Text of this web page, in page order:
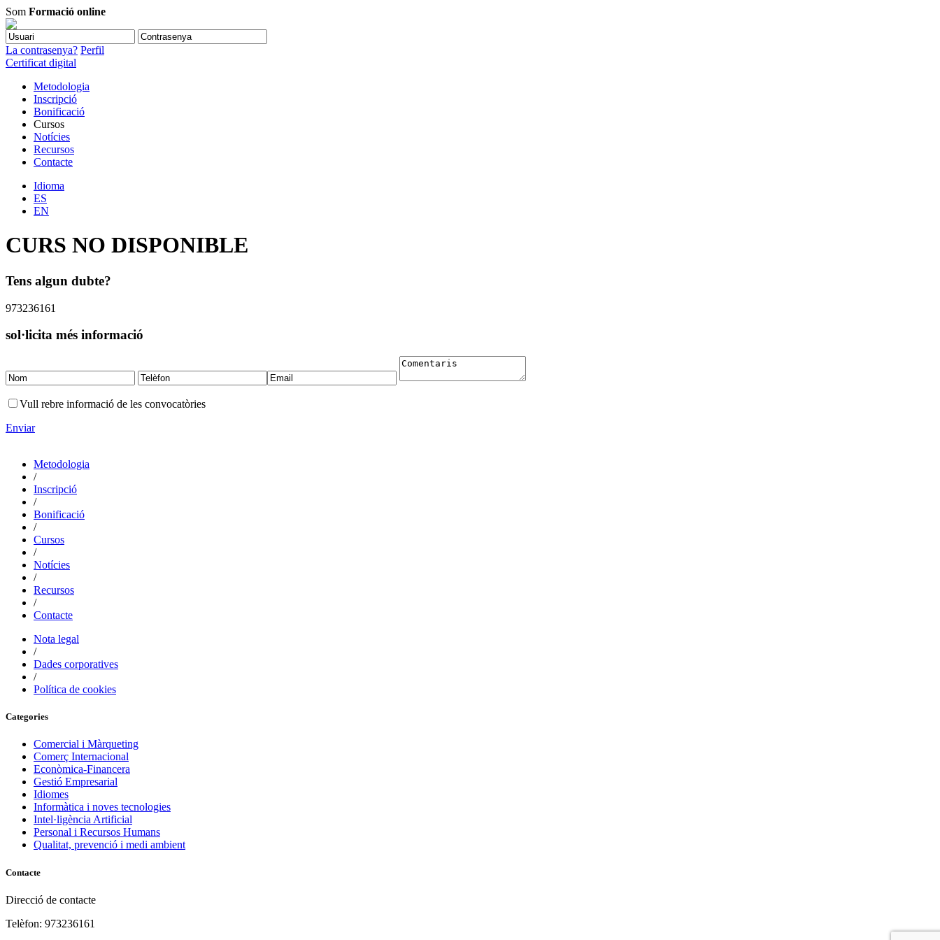
Som Formació online
La contrasenya? Perfil
Certificat digital
Metodologia
Inscripció
Bonificació
Cursos
Notícies
Recursos
Contacte
Idioma
ES
EN
CURS NO DISPONIBLE
Tens algun dubte?
973236161
sol·licita més informació
Vull rebre informació de les convocatòries
Enviar
Metodologia
/
Inscripció
/
Bonificació
/
Cursos
/
Notícies
/
Recursos
/
Contacte
Nota legal
/
Dades corporatives
/
Política de cookies
Categories
Comercial i Màrqueting
Comerç Internacional
Econòmica-Financera
Gestió Empresarial
Idiomes
Informàtica i noves tecnologies
Intel·ligència Artificial
Personal i Recursos Humans
Qualitat, prevenció i medi ambient
Contacte
Direcció de contacte
Telèfon: 973236161